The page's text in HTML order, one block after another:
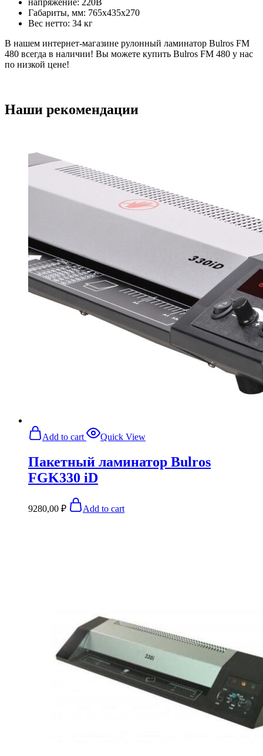
напряжение: 220В
Габариты, мм: 765x435x270
Вес нетто: 34 кг
В нашем интернет-магазине рулонный ламинатор Bulros FM
480 всегда в наличии! Вы можете купить Bulros FM 480 у нас
по низкой цене!
Наши рекомендации
Add to cart Quick View
Пакетный ламинатор Bulros
FGK330 iD
9280,00 ₽ Add to cart